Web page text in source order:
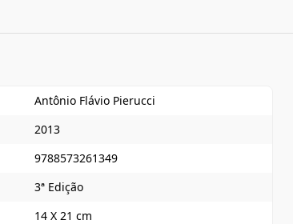
Antônio Flávio Pierucci
2013
9788573261349
3ª Edição
14 X 21 cm